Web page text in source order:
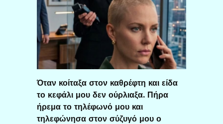
Όταν κοίταξα στον καθρέφτη και είδα
το κεφάλι μου δεν ούρλιαξα. Πήρα
ήρεμα το τηλέφωνό μου και
τηλεφώνησα στον σύζυγό μου ο